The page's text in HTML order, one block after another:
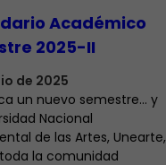
Académico
2025-II
de 2025
un nuevo semestre… y
Nacional
de las Artes, Unearte,
la comunidad